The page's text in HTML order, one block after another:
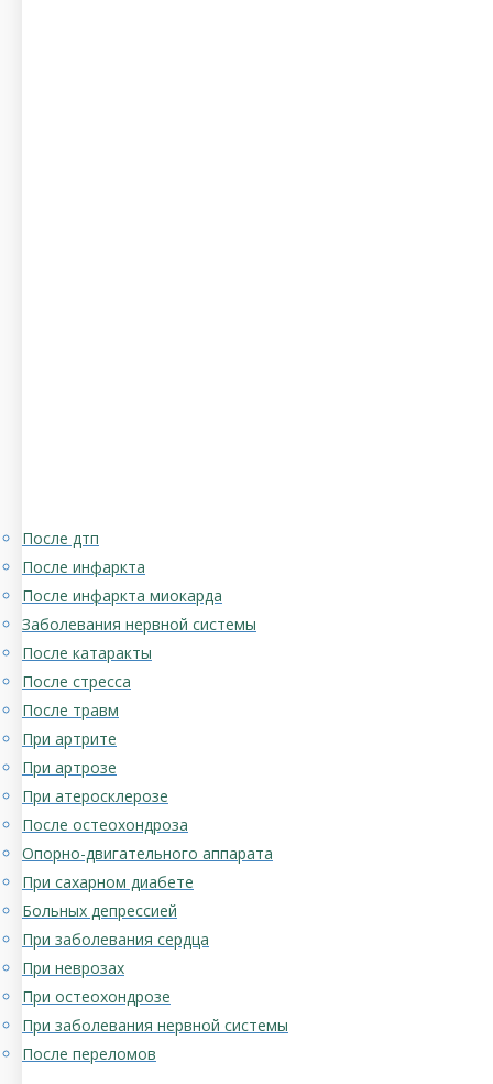
После дтп
После инфаркта
После инфаркта миокарда
Заболевания нервной системы
После катаракты
После стресса
После травм
При артрите
При артрозе
При атеросклерозе
После остеохондроза
Опорно-двигательного аппарата
При сахарном диабете
Больных депрессией
При заболевания сердца
При неврозах
При остеохондрозе
При заболевания нервной системы
После переломов